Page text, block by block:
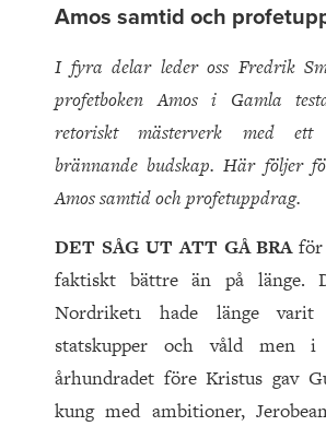
Amos samtid och
I fyra delar leder oss Fredrik
profetboken Amos i Gamla
retoriskt mästerverk med
brännande budskap. Här följer
Amos samtid och profetuppdrag.
DET SÅG UT ATT GÅ BRAför
faktiskt bättre än på länge.
Nordriket1 hade länge varit
statskupper och våld men i
århundradet före Kristus gav
kung med ambitioner,